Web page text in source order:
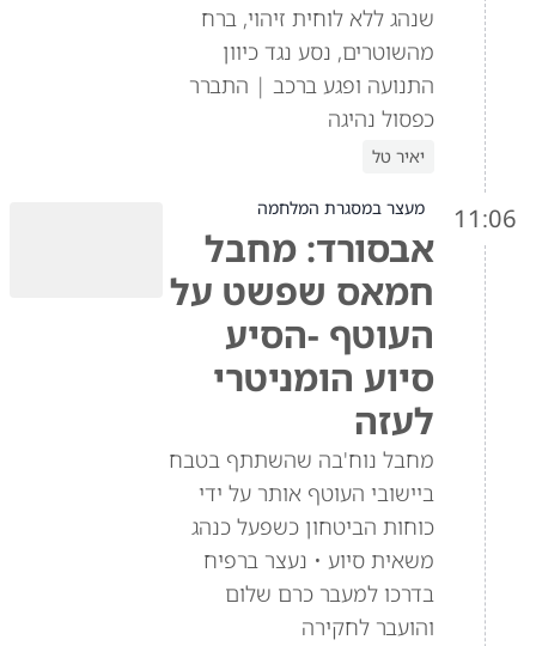
שנהג ללא לוחית זיהוי, ברח
מהשוטרים, נסע נגד כיוון
התנועה ופגע ברכב | התברר
כפסול נהיגה
יאיר טל
11:06 מעצר במסגרת המלחמה
אבסורד: מחבל
חמאס שפשט על
העוטף -הסיע
סיוע הומניטרי
לעזה
מחבל נוח'בה שהשתתף בטבח
ביישובי העוטף אותר על ידי
כוחות הביטחון כשפעל כנהג
משאית סיוע • נעצר ברפיח
בדרכו למעבר כרם שלום
והועבר לחקירה